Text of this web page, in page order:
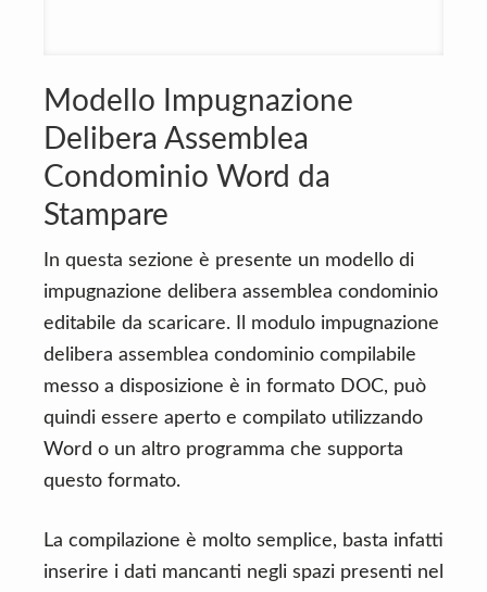
Modello Impugnazione
Delibera Assemblea
Condominio Word da
Stampare
In questa sezione è presente un modello di
impugnazione delibera assemblea condominio
editabile da scaricare. Il modulo impugnazione
delibera assemblea condominio compilabile
messo a disposizione è in formato DOC, può
quindi essere aperto e compilato utilizzando
Word o un altro programma che supporta
questo formato.
La compilazione è molto semplice, basta infatti
inserire i dati mancanti negli spazi presenti nel